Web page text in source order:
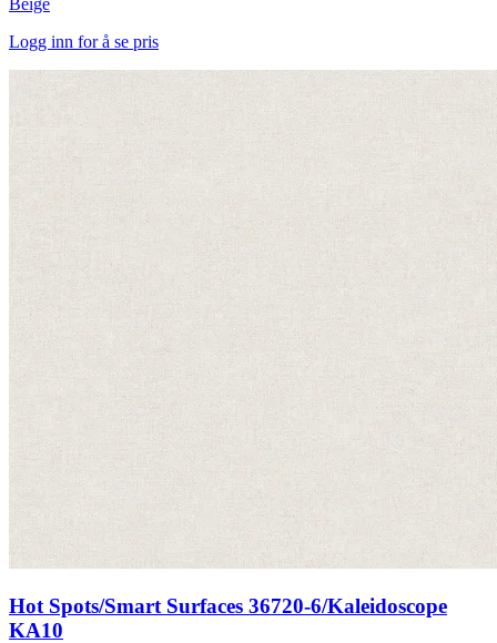
Beige
Logg inn for å se pris
Hot Spots/Smart Surfaces 36720-6/Kaleidoscope
KA10